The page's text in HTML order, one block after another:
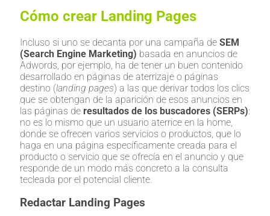
Cómo crear Landing Pages
Incluso si uno se decanta por una campaña de SEM
(Search Engine Marketing) basada en anuncios de
Adwords, por ejemplo, ha de tener un buen contenido
desarrollado en páginas de aterrizaje o páginas
destino (landing pages) a las que derivar todos los clics
que se obtengan de la aparición de esos anuncios en
las páginas de resultados de los buscadores (SERPs):
no es lo mismo que un usuario aterrice en la home,
donde se ofrecen varios servicios o productos, que lo
haga en una página específicamente creada para el
producto o servicio que se ofrecía en el anuncio y que
responde de un modo más concreto a la consulta
tecleada por el potencial cliente.
Redactar Landing Pages